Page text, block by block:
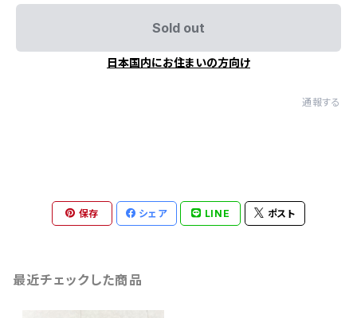
Sold out
日本国内にお住まいの方向け
通報する
保存 シェア LINE ポスト
最近チェックした商品